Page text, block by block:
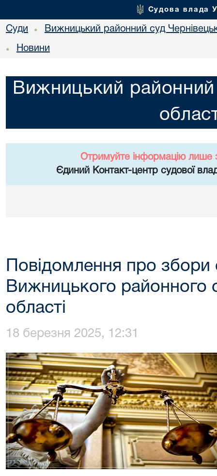
Судова влада
Суди • Вижницький районний суд
• Новини
Вижницький районний
Отримуйте інформацію лише
Єдиний Контакт-центр судової
Повідомлення про збори
Вижницького районного
області
18 березня 2025, 12:31